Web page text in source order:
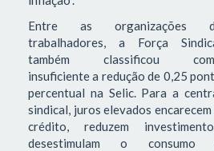
Entre as organizações
trabalhadores, a Força
também classificou
insuficiente a redução de 0,25
percentual na Selic. Para a
sindical, juros elevados encarecem
crédito, reduzem
desestimulam o consumo